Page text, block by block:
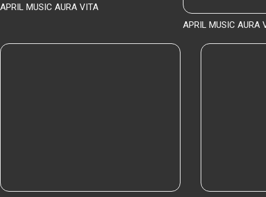
APRIL MUSIC AURA VITA
APRIL MUSIC AURA